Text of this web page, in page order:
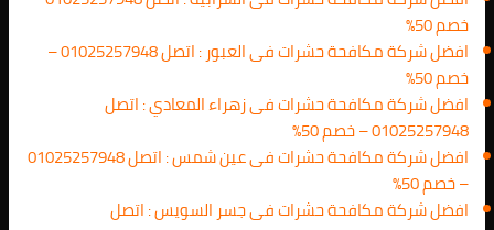
خصم 50%
افضل شركة مكافحة حشرات فى العبور : اتصل 01025257948 –
خصم 50%
افضل شركة مكافحة حشرات فى زهراء المعادي : اتصل
01025257948 – خصم 50%
افضل شركة مكافحة حشرات فى عين شمس : اتصل 01025257948
– خصم 50%
افضل شركة مكافحة حشرات فى جسر السويس : اتصل